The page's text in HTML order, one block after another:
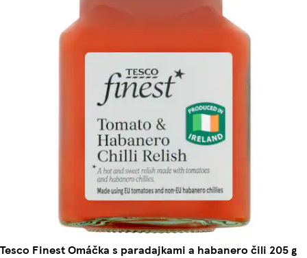
Tesco Finest Omáčka s paradajkami a habanero čili 205 g